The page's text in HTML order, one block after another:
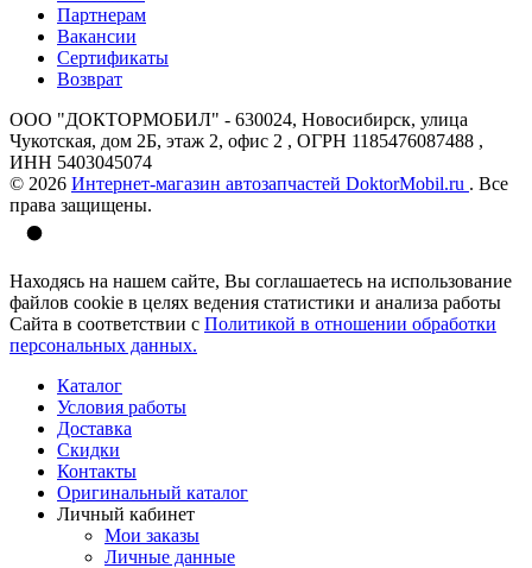
Партнерам
Вакансии
Сертификаты
Возврат
ООО "ДОКТОРМОБИЛ" - 630024, Новосибирск, улица
Чукотская, дом 2Б, этаж 2, офис 2 , ОГРН 1185476087488 ,
ИНН 5403045074
© 2026 Интернет-магазин автозапчастей DoktorMobil.ru . Все
права защищены.
Находясь на нашем сайте, Вы соглашаетесь на использование
файлов cookie в целях ведения статистики и анализа работы
Сайта в соответствии с Политикой в отношении обработки
персональных данных.
Каталог
Условия работы
Доставка
Скидки
Контакты
Оригинальный каталог
Личный кабинет
Мои заказы
Личные данные